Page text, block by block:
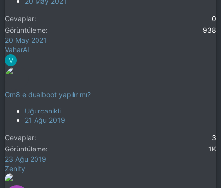
Cevaplar
0
Görüntüleme
938
20 May 2021
VaharAI
V
Gm8 e dualboot yapılır mı?
Uğurcanikli
21 Ağu 2019
Cevaplar
3
Görüntüleme
1K
23 Ağu 2019
Zenlty